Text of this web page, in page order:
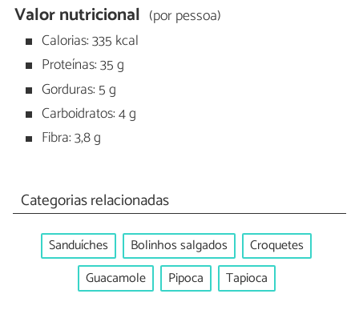
Valor nutricional (por pessoa)
Calorias: 335 kcal
Proteínas: 35 g
Gorduras: 5 g
Carboidratos: 4 g
Fibra: 3,8 g
Categorias relacionadas
Sanduíches Bolinhos salgados
Croquetes
Guacamole
Pipoca Tapioca